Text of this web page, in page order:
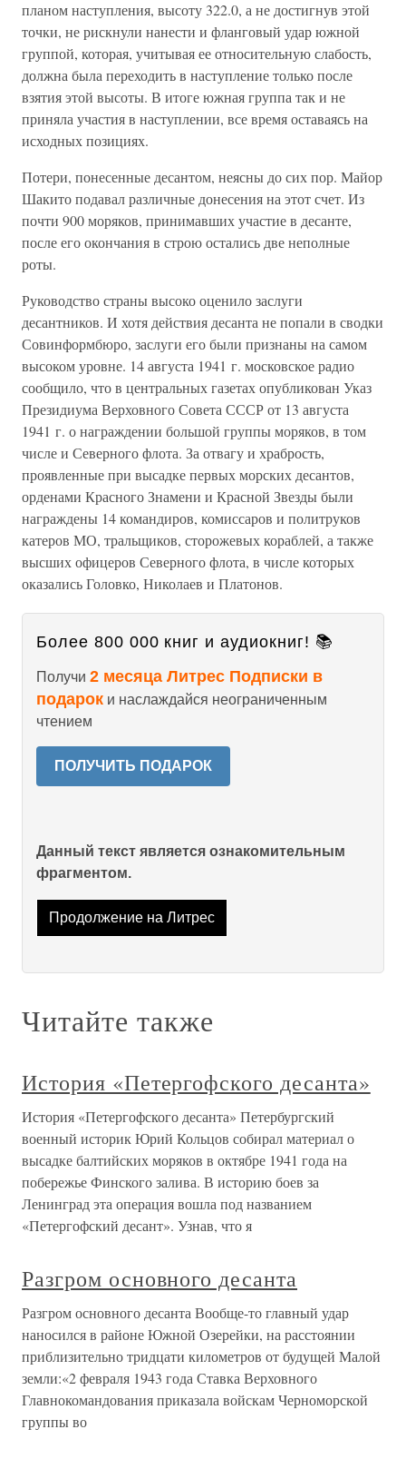
планом наступления, высоту 322.0, а не достигнув этой
точки, не рискнули нанести и фланговый удар южной
группой, которая, учитывая ее относительную слабость,
должна была переходить в наступление только после
взятия этой высоты. В итоге южная группа так и не
приняла участия в наступлении, все время оставаясь на
исходных позициях.
Потери, понесенные десантом, неясны до сих пор. Майор
Шакито подавал различные донесения на этот счет. Из
почти 900 моряков, принимавших участие в десанте,
после его окончания в строю остались две неполные
роты.
Руководство страны высоко оценило заслуги
десантников. И хотя действия десанта не попали в сводки
Совинформбюро, заслуги его были признаны на самом
высоком уровне. 14 августа 1941 г. московское радио
сообщило, что в центральных газетах опубликован Указ
Президиума Верховного Совета СССР от 13 августа
1941 г. о награждении большой группы моряков, в том
числе и Северного флота. За отвагу и храбрость,
проявленные при высадке первых морских десантов,
орденами Красного Знамени и Красной Звезды были
награждены 14 командиров, комиссаров и политруков
катеров МО, тральщиков, сторожевых кораблей, а также
высших офицеров Северного флота, в числе которых
оказались Головко, Николаев и Платонов.
Более 800 000 книг и аудиокниг! 📚
Получи 2 месяца Литрес Подписки в
подарок и наслаждайся неограниченным
чтением
ПОЛУЧИТЬ ПОДАРОК
Данный текст является ознакомительным
фрагментом.
Продолжение на Литрес
Читайте также
История «Петергофского десанта»
История «Петергофского десанта» Петербургский
военный историк Юрий Кольцов собирал материал о
высадке балтийских моряков в октябре 1941 года на
побережье Финского залива. В историю боев за
Ленинград эта операция вошла под названием
«Петергофский десант». Узнав, что я
Разгром основного десанта
Разгром основного десанта Вообще-то главный удар
наносился в районе Южной Озерейки, на расстоянии
приблизительно тридцати километров от будущей Малой
земли:«2 февраля 1943 года Ставка Верховного
Главнокомандования приказала войскам Черноморской
группы во